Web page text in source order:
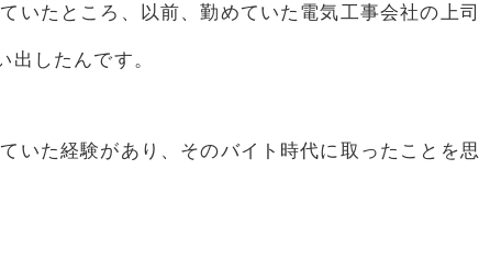
いたところ、以前、勤めていた電気工事会社の上司
したんです。
いた経験があり、そのバイト時代に取ったことを思